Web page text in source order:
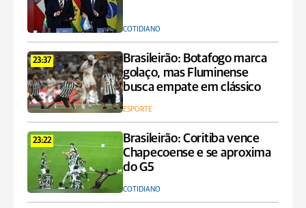
COTIDIANO
23:37
Brasileirão: Botafogo marca
golaço, mas Fluminense
busca empate em clássico
ESPORTE
23:22
Brasileirão: Coritiba vence
Chapecoense e se aproxima
do G5
COTIDIANO